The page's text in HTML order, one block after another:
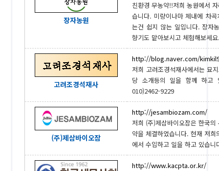
장자농원
친환경 무농약!!저희 농원에서
습니다. 미량이나마 체내에 차
는건 쉽지 않는 일입니다. 장자
향기도 맡아보시고 체험해보세
고려조경석재사
http://blog.naver.com/
저희 고려조경석재사에서는 묘
당 소개등의 일을 함께 하고
010)2462-9229
(주)제삼바이오잠
http://jesambiozam.com/
저희 (주)제삼바이오잠은 한국
약을 체결하였습니다. 현재 저
에서 수입하고 일을 하고 있습
http://www.kacpta.or.kr/